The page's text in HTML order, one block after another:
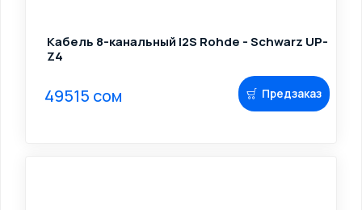
Кабель 8-канальный I2S Rohde - Schwarz UP-
Z4
49515 сом Предзаказ